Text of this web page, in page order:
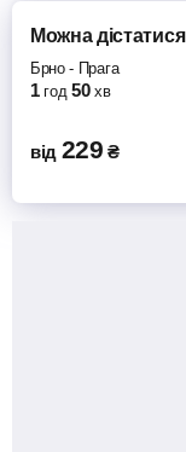
Можна дістатися
Брно- Прага
1 год 50 хв
від 229 ₴